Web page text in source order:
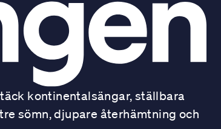
kontinentalsängar, ställbara
sömn, djupare återhämtning och